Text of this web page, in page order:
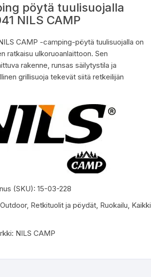
pöytä tuulisuojalla
NILS CAMP
CAMP -camping-pöytä tuulisuojalla on
ratkaisu ulkoruoanlaittoon. Sen
rakenne, runsas säilytystila ja
grillisuoja tekevät siitä retkeilijän
(SKU): 15-03-228
Outdoor, Retkituolit ja pöydät, Ruokailu, Kaikki
NILS CAMP